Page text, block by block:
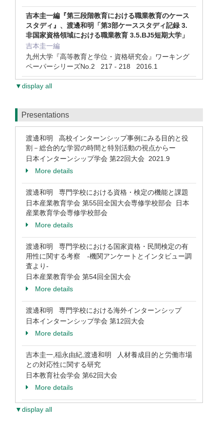
吉本圭一編『第三段階教育における職業教育のケース
スタディ』、渡邊和明「第3部ケーススタディ記録 3.
非国家資格領域における職業教育 3.5.BJ5短期大学」
吉本圭一編
九州大学『高等教育と学位・資格研究会』ワーキング
ペーパーシリーズNo.2 217 - 218 2016.1
▼display all
Presentations
渡邊和明 高校インターンシップ事例にみる目的と役
割－総合的な学習の時間と特別活動の視点からー
日本インターンシップ学会 第22回大会 2021.9
More details
渡邊和明 専門学校における資格・検定の機能と課題
日本産業教育学会 第55回全国大会専修学校部会 日本
産業教育学会専修学校部会
More details
渡邊和明 専門学校における国家資格・民間検定の有
用性に関する考察 -機関アンケートとインタビュー調
査より-
日本産業教育学会 第54回全国大会
More details
渡邊和明 専門学校における海外インターンシップ
日本インターンシップ学会 第12回大会
More details
吉本圭一,稲永由紀,渡邊和明 人材養成目的と労働市場
との対応性に関する研究
日本教育社会学会 第62回大会
More details
▼display all